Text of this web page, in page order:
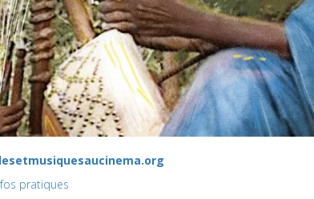
pratiques